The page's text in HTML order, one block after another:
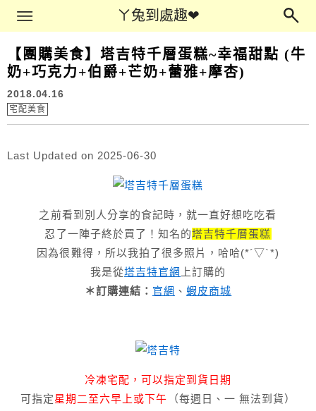
ㄚ兔到處趣❤
Main Menu
【團購美食】塔吉特千層蛋糕~幸福甜點 (牛
奶+巧克力+伯爵+芒奶+蕾雅+摩杏)
2018.04.16
宅配美食
Last Updated on 2025-06-30
之前看到別人分享的食記時，就一直好想吃吃看
忍了一陣子終於買了！知名的塔吉特千層蛋糕
因為很難得，所以我拍了很多照片，哈哈(*´▽`*)
我是從塔吉特官網 上訂購的
＊訂購連結： 官網 、 蝦皮商城
冷凍宅配，可以指定到貨日期
可指定星期二至六早上或下午 （每週日、一 無法到貨）